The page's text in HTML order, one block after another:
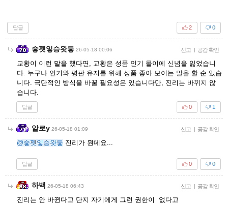
답글 0
2
슿펫잏승왓듷 26-05-18 00:06 신고 | 공감 확인
교황이 이런 말을 했다면, 교황은 성품 인기 몰이에 신념을 잃었습니
다. 누구나 인기와 평판 유지를 위해 성품 좋아 보이는 말을 할 순 있습
니다. 극단적인 방식을 바꿀 필요성은 있습니다만, 진리는 바뀌지 않
습니다.
답글 1
0
알로y 26-05-18 01:09 신고 | 공감 확인
@슿펫잏승왓듷 진리가 뭔데요...
답글 0
0
하백 26-05-18 06:43 신고 | 공감 확인
진리는 안 바뀐다고 단지 자기에게 그런 권한이 없다고